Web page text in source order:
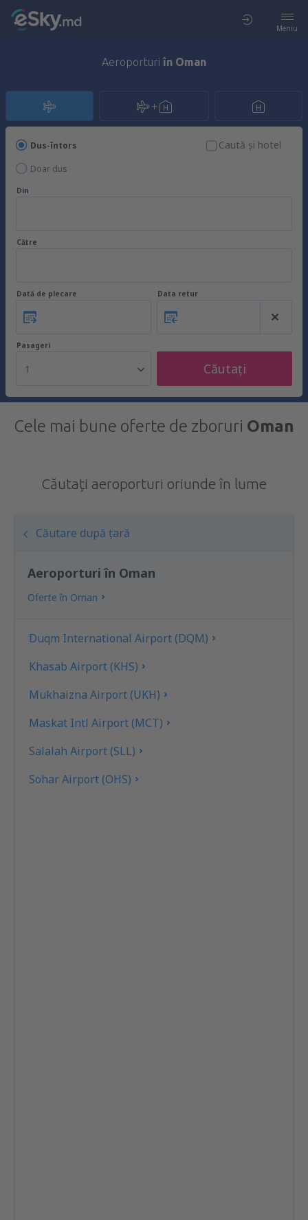
Meniu
Aeroporturi în Oman
Dus-întors
Doar dus
Caută şi hotel
Din
Către
Dată de plecare Data retur
Pasageri
1 Căutați
Cele mai bune oferte de zboruri Oman
Căutați aeroporturi oriunde în lume
Căutare după țară
Aeroporturi în Oman
Oferte în Oman
Duqm International Airport (DQM)
Khasab Airport (KHS)
Mukhaizna Airport (UKH)
Maskat Intl Airport (MCT)
Salalah Airport (SLL)
Sohar Airport (OHS)